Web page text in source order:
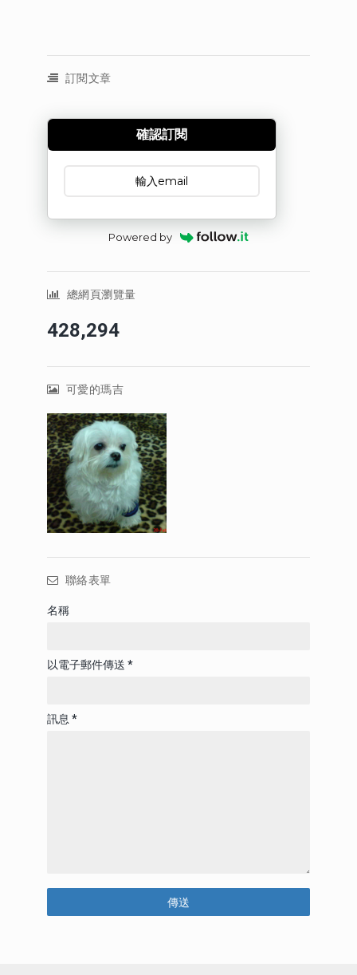
訂閱文章
訂閱文章
確認訂閱
Powered by
總網頁瀏覽量
428,294
可愛的瑪吉
聯絡表單
名稱
以電子郵件傳送 *
訊息 *